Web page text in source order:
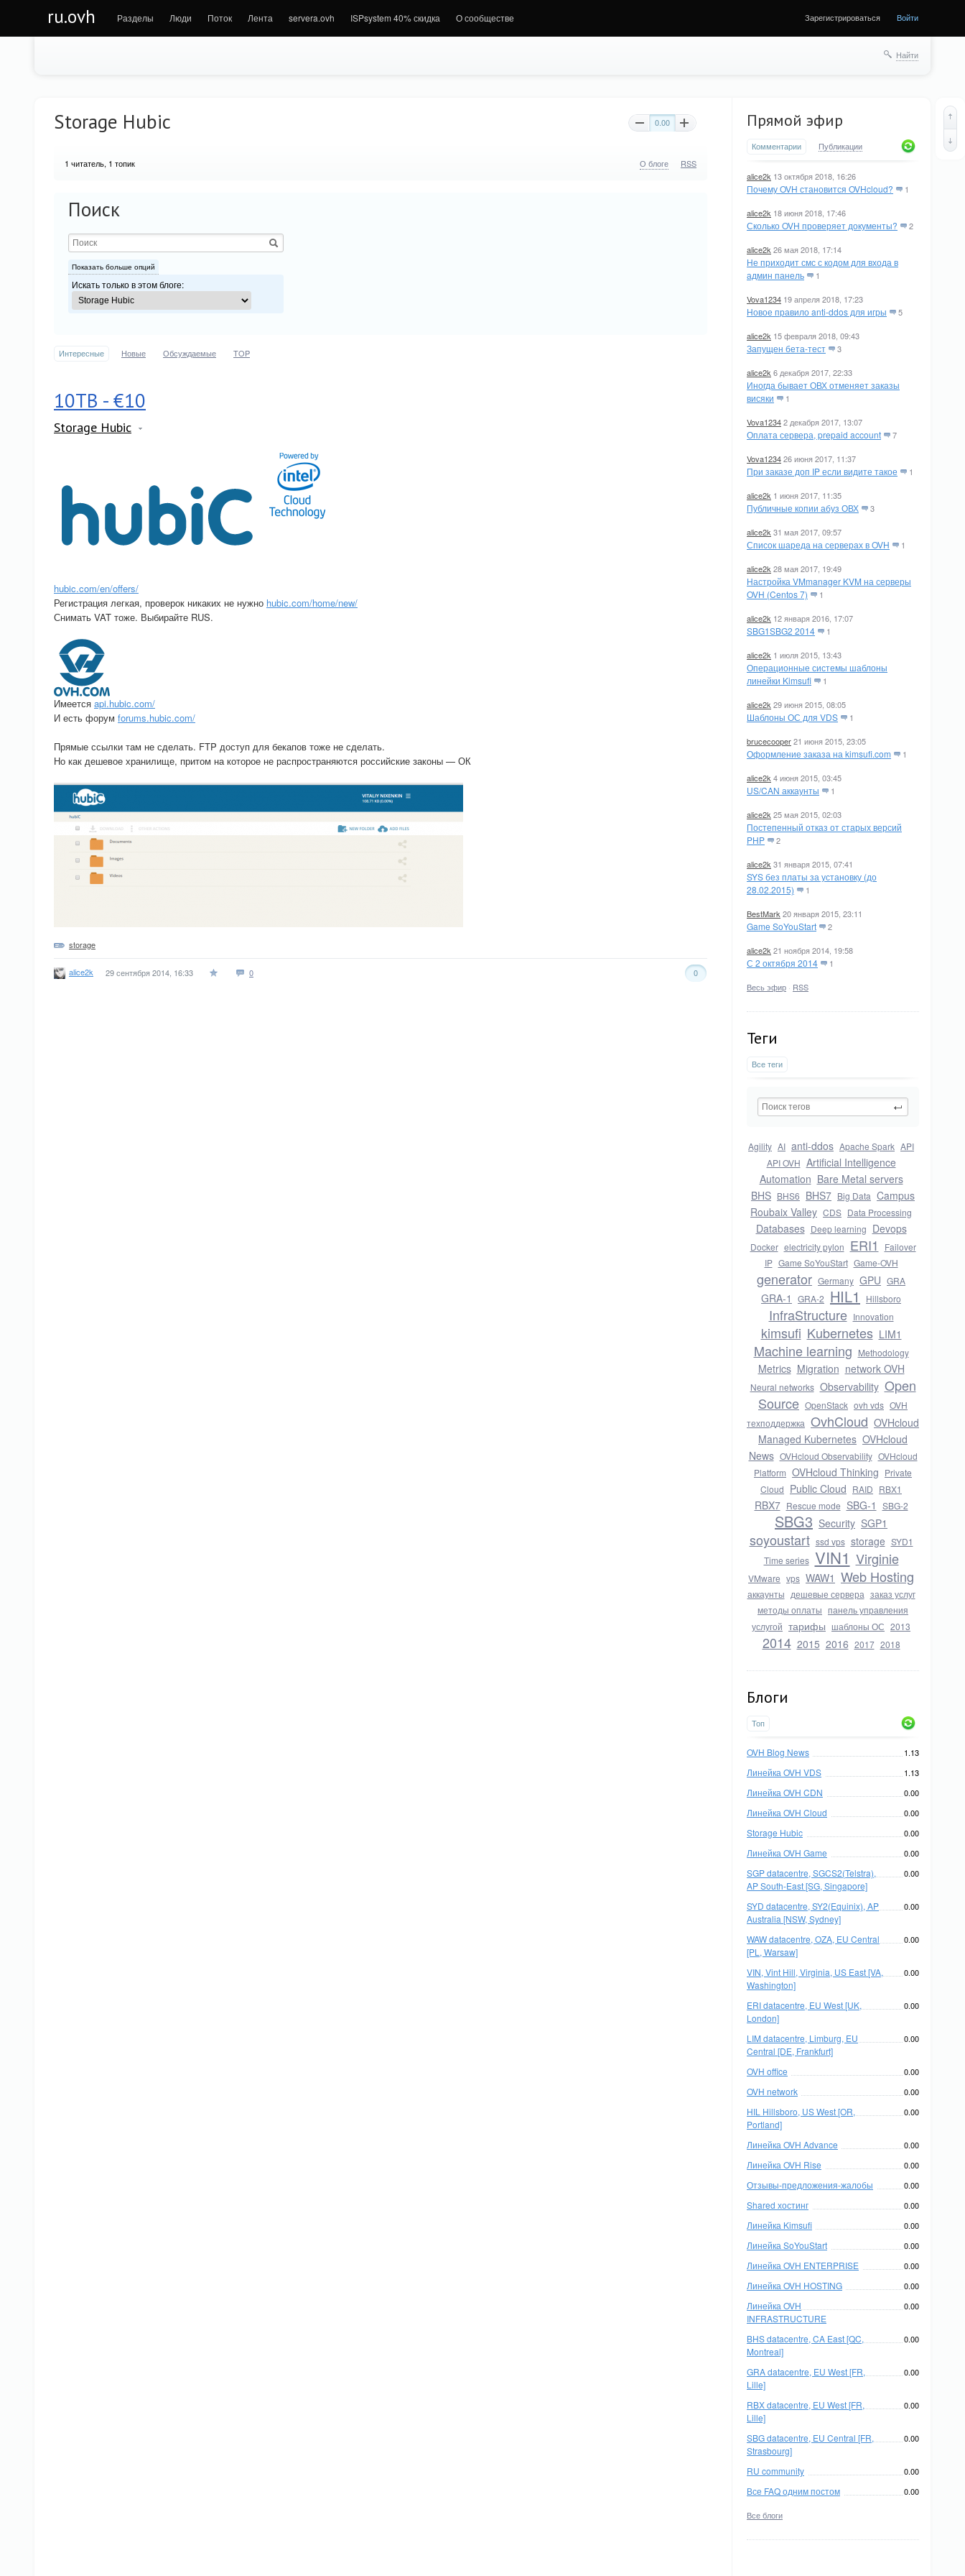
ru.ovh Разделы Люди Поток Лента servera.ovh ISPsystem 40% скидка О сообществе Зарегистрироваться Войти
Найти
Прямой эфир
Комментарии Публикации
alice2k 13 октября 2018, 16:26
Почему OVH становится OVHcloud? 1
alice2k 18 июня 2018, 17:46
Сколько OVH проверяет документы? 2
alice2k 26 мая 2018, 17:14
Не приходит смс с кодом для входа в
админ панель
1
Vova1234 19 апреля 2018, 17:23
Новое правило anti-ddos для игры 5
alice2k 15 февраля 2018, 09:43
Запущен бета-тест 3
alice2k 6 декабря 2017, 22:33
Иногда бывает ОВХ отменяет заказы
висяки
1
Vova12342 декабря 2017, 13:07
Оплата сервера, prepaid account 7
Vova123426 июня 2017, 11:37
При заказе доп IP если видите такое 1
alice2k 1 июня 2017, 11:35
Публичные копии абуз ОВХ 3
alice2k 31 мая 2017, 09:57
Список шареда на серверах в OVH 1
alice2k 28 мая 2017, 19:49
Настройка VMmanager KVM на серверы
OVH (Centos 7)
1
alice2k 12 января 2016, 17:07
SBG1SBG2 2014 1
alice2k 1 июля 2015, 13:43
Операционные системы шаблоны
линейки Kimsufi
1
alice2k 29 июня 2015, 08:05
Шаблоны ОС для VDS 1
brucecooper21 июня 2015, 23:05
Оформление заказа на kimsufi.com 1
alice2k 4 июня 2015, 03:45
US/CAN аккаунты 1
alice2k 25 мая 2015, 02:03
Постепенный отказ от старых версий
PHP
2
alice2k 31 января 2015, 07:41
SYS без платы за установку (до
28.02.2015)
1
BestMark 20 января 2015, 23:11
Game SoYouStart 2
alice2k 21 ноября 2014, 19:58
С 2 октября 2014 1
Весь эфир · RSS
Теги
Все теги
Agility AI anti-ddos Apache Spark API
API OVH Artificial Intelligence
Automation Bare Metal servers
BHS BHS6 BHS7 Big Data Campus
Roubaix Valley CDS Data Processing
Databases Deep learning Devops
Docker electricity pylon ERI1
Failover
IP Game SoYouStart Game-OVH
generator Germany GPU GRA
GRA-1 GRA-2 HIL1 Hillsboro
InfraStructure Innovation
kimsufi Kubernetes LIM1
Machine learning Methodology
Metrics Migration network OVH
Neural networks Observability Open
Source OpenStack ovh vds OVH
техподдержка OvhCloud OVHcloud
Managed Kubernetes OVHcloud
News OVHcloud Observability OVHcloud
Platform OVHcloud Thinking Private
Cloud Public Cloud RAID RBX1
RBX7 Rescue mode SBG-1 SBG-2
SBG3 Security SGP1
soyoustart ssd vps storage SYD1
Time series VIN1 Virginie
VMware vps WAW1 Web Hosting
аккаунты дешевые сервера заказ услуг
методы оплаты панель управления
услугой тарифы шаблоны ОС 2013
2014 2015 2016 2017 2018
Блоги
Топ
OVH Blog News 1.13
Линейка OVH VDS 1.13
Линейка OVH CDN 0.00
Линейка OVH Cloud 0.00
Storage Hubic 0.00
Линейка OVH Game 0.00
SGP datacentre, SGCS2(Telstra),
AP South-East [SG, Singapore]
0.00
SYD datacentre, SY2(Equinix), AP
Australia [NSW, Sydney]
0.00
WAW datacentre, OZA, EU Central
[PL, Warsaw]
0.00
VIN, Vint Hill, Virginia, US East [VA,
Washington]
0.00
ERI datacentre, EU West [UK,
London]
0.00
LIM datacentre, Limburg, EU
Central [DE, Frankfurt]
0.00
OVH office 0.00
OVH network 0.00
HIL Hillsboro, US West [OR,
Portland]
0.00
Линейка OVH Advance 0.00
Линейка OVH Rise 0.00
Отзывы-предложения-жалобы 0.00
Shared хостинг 0.00
Линейка Kimsufi 0.00
Линейка SoYouStart 0.00
Линейка OVH ENTERPRISE 0.00
Линейка OVH HOSTING 0.00
Линейка OVH
INFRASTRUCTURE
0.00
BHS datacentre, CA East [QC,
Montreal]
0.00
GRA datacentre, EU West [FR,
Lille]
0.00
RBX datacentre, EU West [FR,
Lille]
0.00
SBG datacentre, EU Central [FR,
Strasbourg]
0.00
RU community 0.00
Все FAQ одним постом 0.00
Все блоги
Storage Hubic 0.00
1 читатель, 1 топик О блоге RSS
Поиск
Показать больше опций
Искать только в этом блоге:
Интересные Новые Обсуждаемые TOP
10TB - €10
Storage Hubic
hubic.com/en/offers/
Регистрация легкая, проверок никаких не нужно hubic.com/home/new/
Снимать VAT тоже. Выбирайте RUS.
Имеется api.hubic.com/
И есть форум forums.hubic.com/
Прямые ссылки там не сделать. FTP доступ для бекапов тоже не сделать.
Но как дешевое хранилище, притом на которое не распространяются российские законы — ОК
storage
alice2k 29 сентября 2014, 16:33 0 0